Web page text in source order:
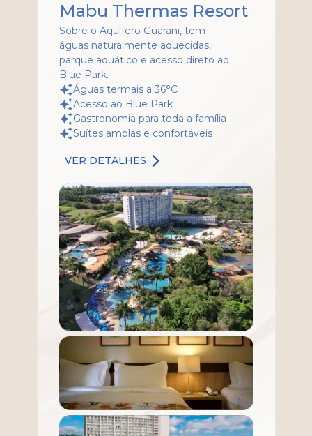
Mabu Thermas Resort
Sobre o Aquífero Guarani, tem
águas naturalmente aquecidas,
parque aquático e acesso direto ao
Blue Park.
Águas termais a 36°C
Acesso ao Blue Park
Gastronomia para toda a família
Suítes amplas e confortáveis
VER DETALHES